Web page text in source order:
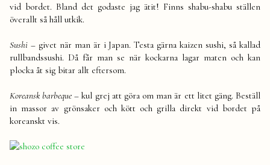
vid bordet. Bland det godaste jag ätit! Finns shabu-shabu ställen
överallt så håll utkik.
Sushi – givet när man är i Japan. Testa gärna kaizen sushi, så kallad
rullbandssushi. Då får man se när kockarna lagar maten och kan
plocka åt sig bitar allt eftersom.
Koreansk barbeque– kul grej att göra om man är ett litet gäng. Beställ
in massor av grönsaker och kött och grilla direkt vid bordet på
koreanskt vis.